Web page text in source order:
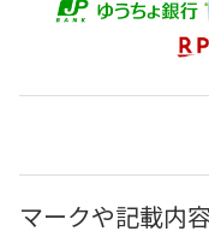
マークや記載内